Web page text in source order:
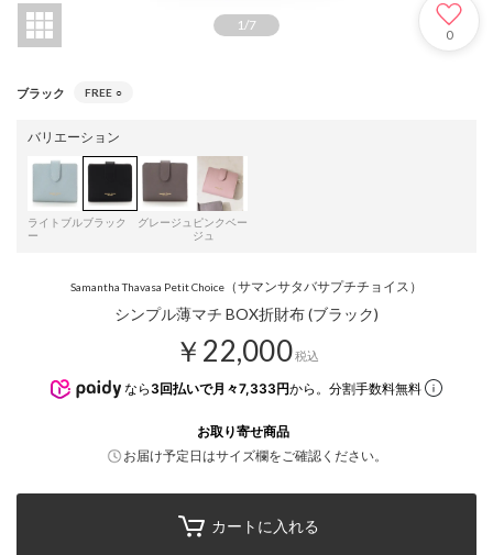
1/7
0
ブラック FREE ○
バリエーション
ライトブル
ー
ブラック グレージュ ピンクベー
ジュ
Samantha Thavasa Petit Choice （サマンサタバサプチチョイス）
シンプル薄マチ BOX折財布 (ブラック)
￥22,000税込
なら 3回払いで月々7,333円から。分割手数料無料
お取り寄せ商品
お届け予定日はサイズ欄をご確認ください。
カートに入れる